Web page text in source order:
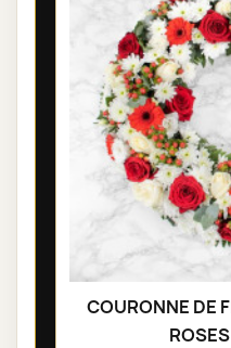
COURONNE DE